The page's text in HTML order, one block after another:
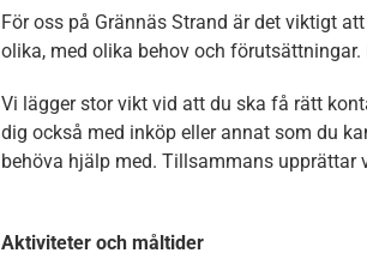
För oss på Grännäs Strand är det viktigt
olika, med olika behov och
Vi lägger stor vikt vid att du ska få rätt
dig också med inköp eller annat som du
behöva hjälp med. Tillsammans upprättar
Aktiviteter och måltider